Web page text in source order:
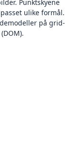
Punktskyene
ulike formål.
på grid-